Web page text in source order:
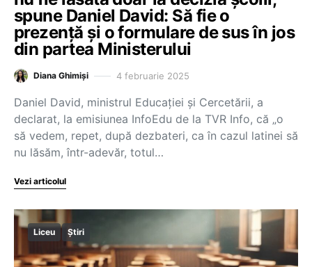
spune Daniel David: Să fie o
prezență și o formulare de sus în jos
din partea Ministerului
Diana Ghimiși 4 februarie 2025
Daniel David, ministrul Educației și Cercetării, a
declarat, la emisiunea InfoEdu de la TVR Info, că „o
să vedem, repet, după dezbateri, ca în cazul latinei să
nu lăsăm, într-adevăr, totul…
Vezi articolul
Liceu Știri